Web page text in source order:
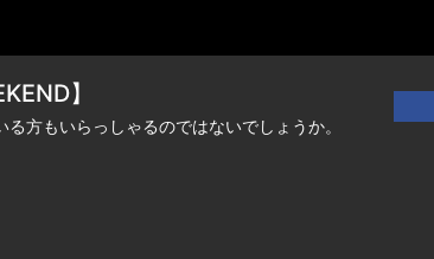
】
方もいらっしゃるのではないでしょうか。